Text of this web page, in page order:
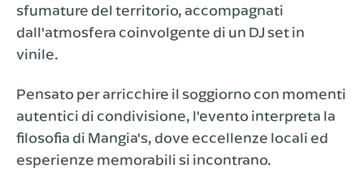
sfumature del territorio, accompagnati
dall'atmosfera coinvolgente di un DJ set in
vinile.
Pensato per arricchire il soggiorno con momenti
autentici di condivisione, l'evento interpreta la
filosofia di Mangia's, dove eccellenze locali ed
esperienze memorabili si incontrano.